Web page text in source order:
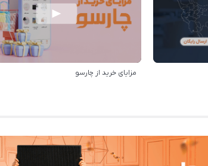
مزایای خرید از چارسو